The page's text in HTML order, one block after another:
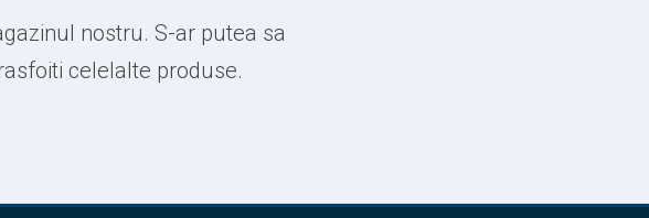
nostru. S-ar putea sa
celelalte produse.